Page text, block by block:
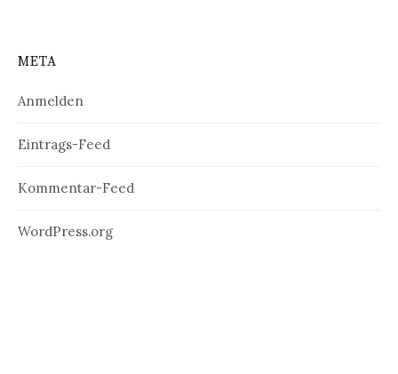
META
Anmelden
Eintrags-Feed
Kommentar-Feed
WordPress.org